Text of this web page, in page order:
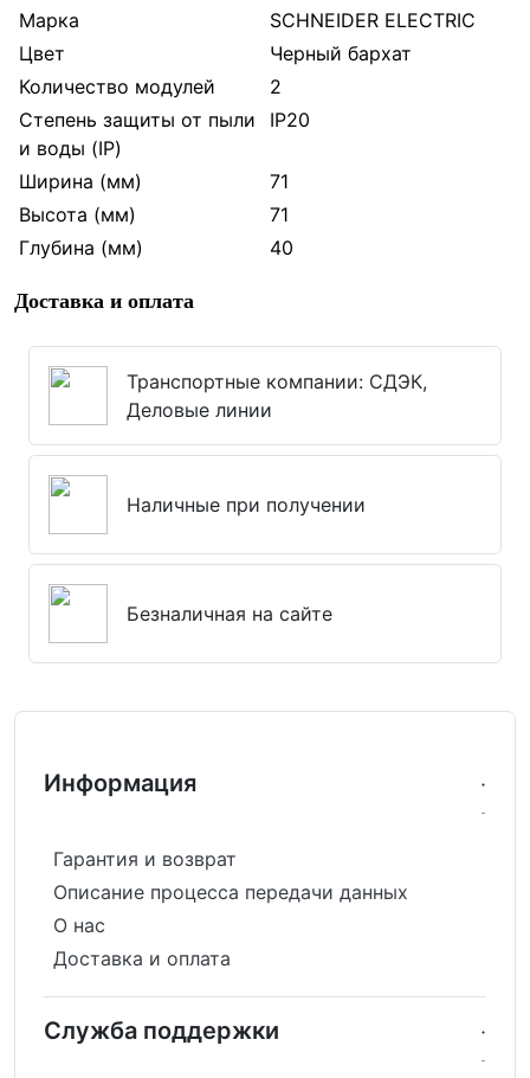
Марка
SCHNEIDER ELECTRIC
Цвет
Черный бархат
Количество модулей
2
Степень защиты от пыли
и воды (IP)
IP20
Ширина (мм)
71
Высота (мм)
71
Глубина (мм)
40
Доставка и оплата
Транспортные компании: СДЭК,
Деловые линии
Наличные при получении
Безналичная на сайте
Информация
Гарантия и возврат
Описание процесса передачи данных
О нас
Доставка и оплата
Служба поддержки